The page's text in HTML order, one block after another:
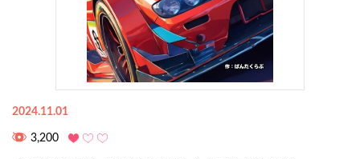
2024.11.01
3,200